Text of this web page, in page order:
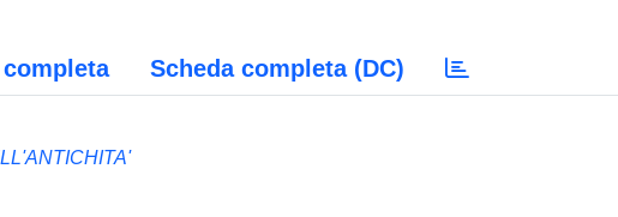
Scheda completa (DC)